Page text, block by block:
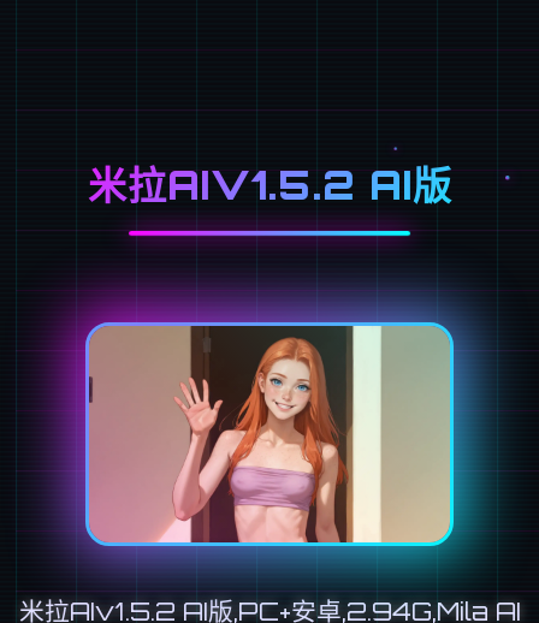
米拉AIV1.5.2 AI版
米拉AIv1.5.2 AI版,PC+安卓,2.94G,Mila AI